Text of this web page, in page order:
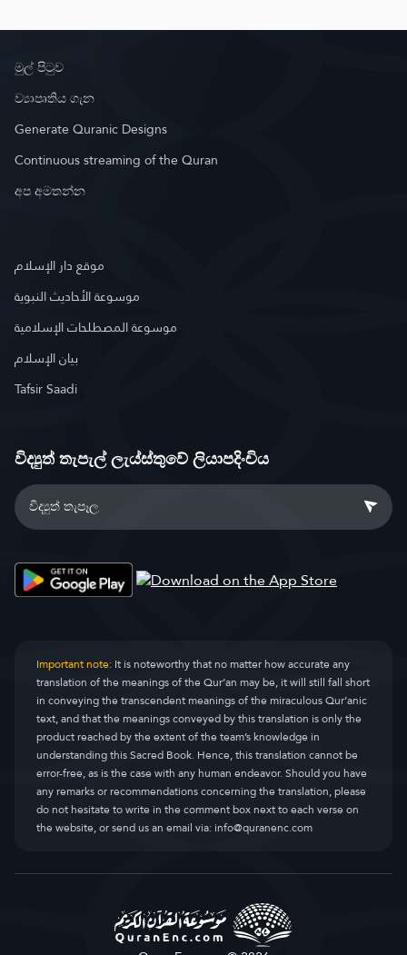
මුල් පිටුව
ව්‍යාපෘතිය ගැන
Generate Quranic Designs
Continuous streaming of the Quran
අප අමතන්න
موقع دار الإسلام
موسوعة الأحاديث النبوية
موسوعة المصطلحات الإسلامية
بيان الإسلام
Tafsir Saadi
විද්‍යුත් තැපැල් ලැය්ස්තුවේ ලියාපදිංචිය
Important note:It is noteworthy that no matter how accurate any
translation of the meanings of the Qur’an may be, it will still fall short
in conveying the transcendent meanings of the miraculous Qur’anic
text, and that the meanings conveyed by this translation is only the
product reached by the extent of the team’s knowledge in
understanding this Sacred Book. Hence, this translation cannot be
error-free, as is the case with any human endeavor. Should you have
any remarks or recommendations concerning the translation, please
do not hesitate to write in the comment box next to each verse on
the website, or send us an email via:info@quranenc.com